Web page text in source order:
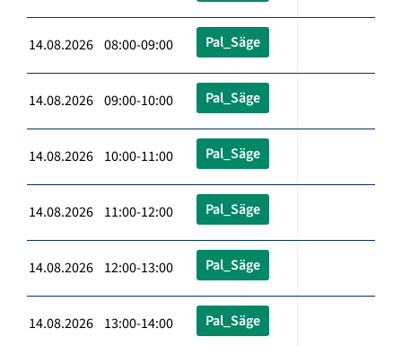
14.08.2026 08:00-09:00 Pal_Säge
14.08.2026 09:00-10:00 Pal_Säge
14.08.2026 10:00-11:00 Pal_Säge
14.08.2026 11:00-12:00 Pal_Säge
14.08.2026 12:00-13:00 Pal_Säge
14.08.2026 13:00-14:00 Pal_Säge